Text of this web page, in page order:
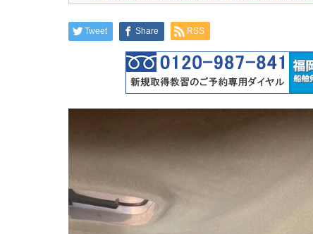
Tweet Share RSS